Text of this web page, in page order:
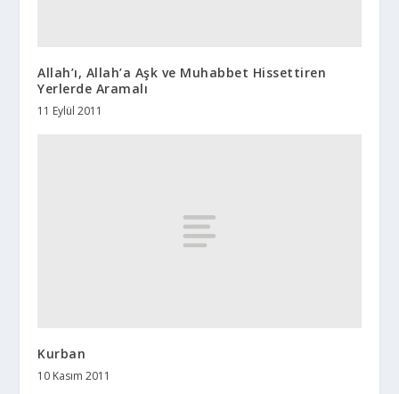
Allah’ı, Allah’a Aşk ve Muhabbet Hissettiren
Yerlerde Aramalı
11 Eylül 2011
Kurban
10 Kasım 2011